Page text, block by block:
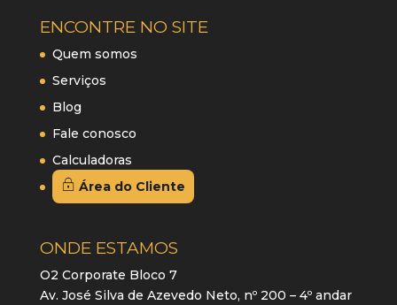
ENCONTRE NO SITE
Quem somos
Serviços
Blog
Fale conosco
Calculadoras
Área do Cliente
ONDE ESTAMOS
O2 Corporate Bloco 7
Av. José Silva de Azevedo Neto, nº 200 – 4º andar